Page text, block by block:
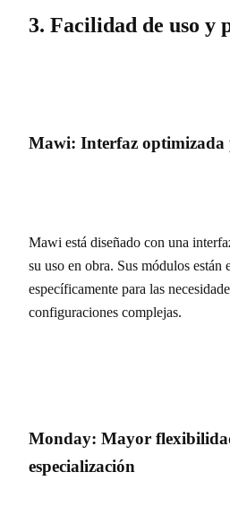
3. Facilidad de uso y
Mawi: Interfaz optimizada
Mawi está diseñado con una
su uso en obra. Sus módulos están
específicamente para las
configuraciones complejas.
Monday: Mayor
especialización